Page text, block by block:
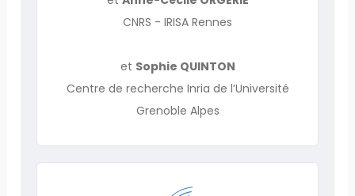
CNRS - IRISA Rennes
et Sophie QUINTON
Centre de recherche Inria de l’Université
Grenoble Alpes